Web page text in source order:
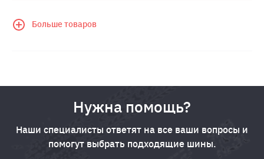
Больше товаров
Нужна помощь?
Наши специалисты ответят на все ваши вопросы и
помогут выбрать подходящие шины.